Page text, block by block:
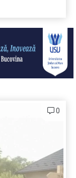
0